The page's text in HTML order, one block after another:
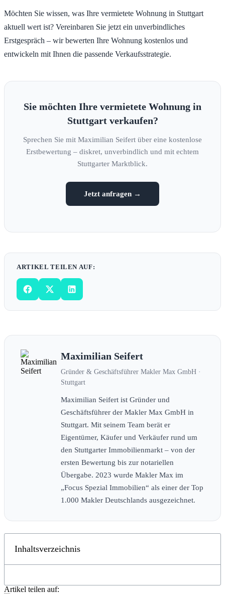
Möchten Sie wissen, was Ihre vermietete Wohnung in Stuttgart
aktuell wert ist? Vereinbaren Sie jetzt ein unverbindliches
Erstgespräch – wir bewerten Ihre Wohnung kostenlos und
entwickeln mit Ihnen die passende Verkaufsstrategie.
Sie möchten Ihre vermietete Wohnung in
Stuttgart verkaufen?
Sprechen Sie mit Maximilian Seifert über eine kostenlose
Erstbewertung – diskret, unverbindlich und mit echtem
Stuttgarter Marktblick.
Jetzt anfragen →
ARTIKEL TEILEN AUF:
Maximilian Seifert
Gründer & Geschäftsführer Makler Max GmbH ·
Stuttgart
Maximilian Seifert ist Gründer und
Geschäftsführer der Makler Max GmbH in
Stuttgart. Mit seinem Team berät er
Eigentümer, Käufer und Verkäufer rund um
den Stuttgarter Immobilienmarkt – von der
ersten Bewertung bis zur notariellen
Übergabe. 2023 wurde Makler Max im
„Focus Spezial Immobilien“ als einer der Top
1.000 Makler Deutschlands ausgezeichnet.
Inhaltsverzeichnis
Artikel teilen auf: